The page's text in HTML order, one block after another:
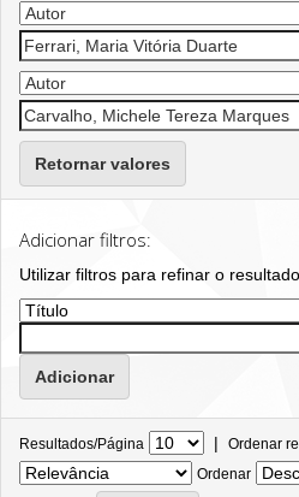
Retornar valores
Adicionar filtros:
Utilizar filtros para refinar o
Resultados/Página | Ordenar
Ordenar